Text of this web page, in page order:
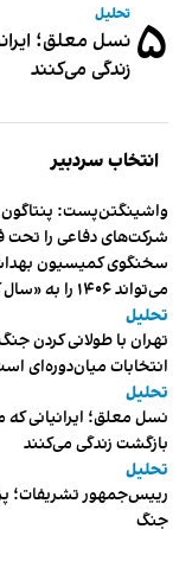
۵ تحلیل
نسل معلق؛
زندگی می‌کنند
انتخاب سردبیر
واشینگتن‌پست: پنتاگون
شرکت‌های دفاعی را
سخنگوی کمیسیون
می‌تواند ۱۴۰۶ را به «سال کشتار بیماران» تبدیل کند
تحلیل
تهران با طولانی کردن
انتخابات میان‌دوره‌ای
تحلیل
نسل معلق؛ ایرانیانی
بازگشت زندگی می‌کنند
تحلیل
رییس‌جمهور تشریفات؛
جنگ